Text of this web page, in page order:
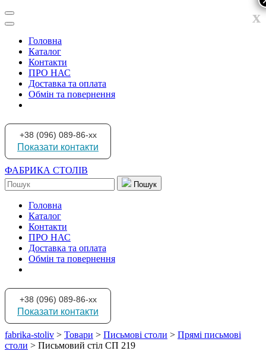
Головна
Каталог
Контакти
ПРО НАС
Доставка та оплата
Обмін та повернення
+38 (096) 089-86-xx
Показати контакти
ФАБРИКА СТОЛІВ
Пошук
Головна
Каталог
Контакти
ПРО НАС
Доставка та оплата
Обмін та повернення
+38 (096) 089-86-xx
Показати контакти
fabrika-stoliv > Товари > Письмові столи > Прямі письмові
столи > Письмовий стіл СП 219
x